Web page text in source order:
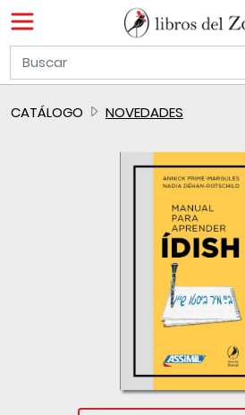
CATÁLOGO NOVEDADES